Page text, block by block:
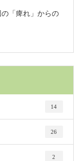
「痺れ」からの
14
26
2